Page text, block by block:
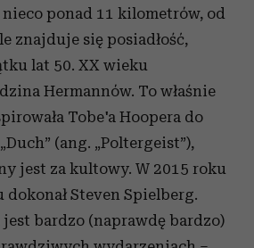
nieco ponad 11 kilometrów, od
znajduje się posiadłość,
lat 50. XX wieku
Hermannów. To właśnie
Tobe'a Hoopera do
(ang. „Poltergeist”),
jest za kultowy. W 2015 roku
dokonał Steven Spielberg.
bardzo (naprawdę bardzo)